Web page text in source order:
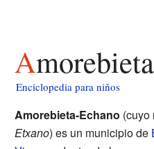
Enciclopedia para niños
Amorebieta-Echano (cuyo
Etxano) es un municipio de